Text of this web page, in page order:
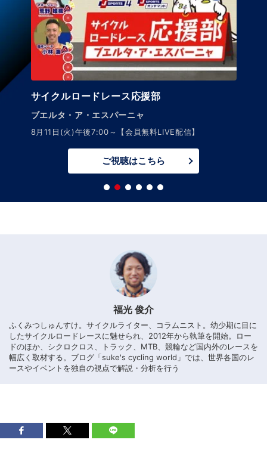
クルロードレース応援部
ルタ・ア・エスパーニャ
11日(火)午後7:00～【会員無料LIVE配信】
ご視聴はこちら
福光 俊介
ふくみつしゅんすけ。サイクルライター、コラムニスト。幼少期に目に
したサイクルロードレースに魅せられ、2012年から執筆を開始。ロー
ドのほか、シクロクロス、トラック、MTB、競輪など国内外のレースを
幅広く取材する。ブログ「suke's cycling world」では、世界各国のレ
ースやイベントを独自の視点で解説・分析を行う